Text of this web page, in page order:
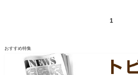
1
おすすめ特集